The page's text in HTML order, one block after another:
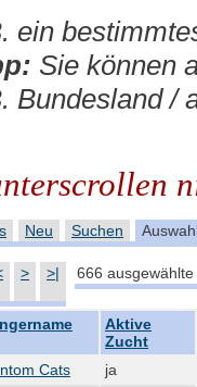
ein
Sie können
Bundesland /
Neu Suchen
> >| 666
Aktive
Zucht
Cats
ja